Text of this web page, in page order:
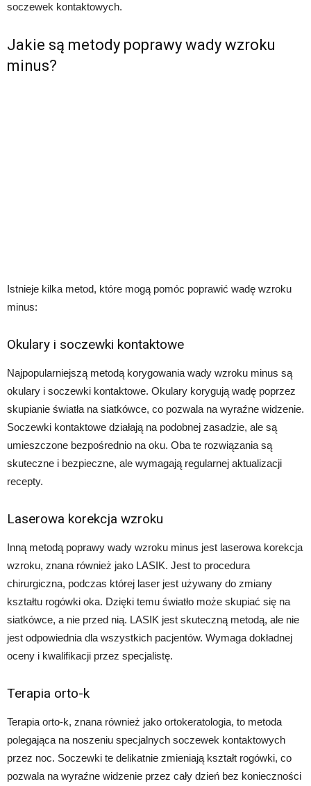
soczewek kontaktowych.
Jakie są metody poprawy wady wzroku
minus?
Istnieje kilka metod, które mogą pomóc poprawić wadę wzroku
minus:
Okulary i soczewki kontaktowe
Najpopularniejszą metodą korygowania wady wzroku minus są
okulary i soczewki kontaktowe. Okulary korygują wadę poprzez
skupianie światła na siatkówce, co pozwala na wyraźne widzenie.
Soczewki kontaktowe działają na podobnej zasadzie, ale są
umieszczone bezpośrednio na oku. Oba te rozwiązania są
skuteczne i bezpieczne, ale wymagają regularnej aktualizacji
recepty.
Laserowa korekcja wzroku
Inną metodą poprawy wady wzroku minus jest laserowa korekcja
wzroku, znana również jako LASIK. Jest to procedura
chirurgiczna, podczas której laser jest używany do zmiany
kształtu rogówki oka. Dzięki temu światło może skupiać się na
siatkówce, a nie przed nią. LASIK jest skuteczną metodą, ale nie
jest odpowiednia dla wszystkich pacjentów. Wymaga dokładnej
oceny i kwalifikacji przez specjalistę.
Terapia orto-k
Terapia orto-k, znana również jako ortokeratologia, to metoda
polegająca na noszeniu specjalnych soczewek kontaktowych
przez noc. Soczewki te delikatnie zmieniają kształt rogówki, co
pozwala na wyraźne widzenie przez cały dzień bez konieczności